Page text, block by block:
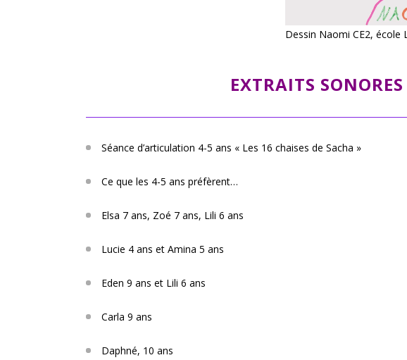
Dessin Naomi CE2, école
EXTRAITS
Séance d’articulation 4-5 ans « Les 16 chaises de Sacha »
Ce que les 4-5 ans préfèrent…
Elsa 7 ans, Zoé 7 ans, Lili 6 ans
Lucie 4 ans et Amina 5 ans
Eden 9 ans et Lili 6 ans
Carla 9 ans
Daphné, 10 ans